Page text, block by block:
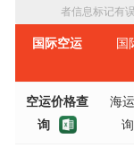
者信息标记有
国际空运 国
空运价格查
询
海
询